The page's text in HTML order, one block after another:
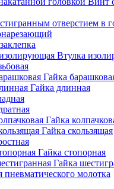
отверстием в
Втулка
Гайка
Гайка длинная
Гайка
Гайка скользящая
Гайка стопорная
Гайка
пневматического молотка